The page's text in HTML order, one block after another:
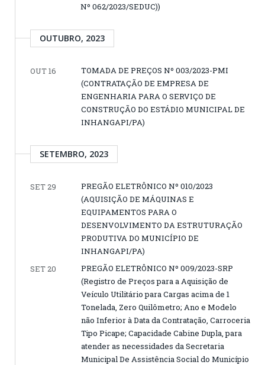
Nº 062/2023/SEDUC))
OUTUBRO, 2023
OUT 16
TOMADA DE PREÇOS Nº 003/2023-PMI
(CONTRATAÇÃO DE EMPRESA DE
ENGENHARIA PARA O SERVIÇO DE
CONSTRUÇÃO DO ESTÁDIO MUNICIPAL DE
INHANGAPI/PA)
SETEMBRO, 2023
SET 29
PREGÃO ELETRÔNICO Nº 010/2023
(AQUISIÇÃO DE MÁQUINAS E
EQUIPAMENTOS PARA O
DESENVOLVIMENTO DA ESTRUTURAÇÃO
PRODUTIVA DO MUNICÍPIO DE
INHANGAPI/PA)
SET 20
PREGÃO ELETRÔNICO Nº 009/2023-SRP
(Registro de Preços para a Aquisição de
Veículo Utilitário para Cargas acima de 1
Tonelada, Zero Quilômetro; Ano e Modelo
não Inferior à Data da Contratação, Carroceria
Tipo Picape; Capacidade Cabine Dupla, para
atender as necessidades da Secretaria
Municipal De Assistência Social do Município